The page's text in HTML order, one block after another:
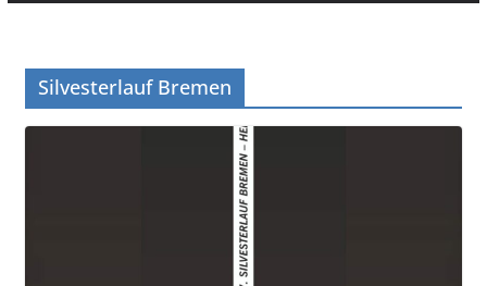
Silvesterlauf Bremen